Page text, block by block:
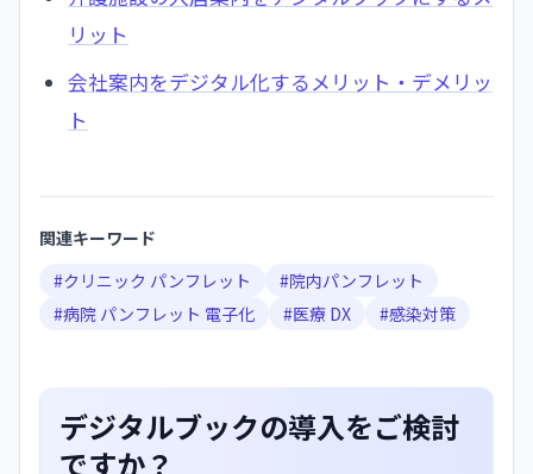
リット
会社案内をデジタル化するメリット・デメリッ
ト
関連キーワード
#クリニック パンフレット #院内パンフレット
#病院 パンフレット 電子化 #医療 DX #感染対策
デジタルブックの導入をご検討
ですか？